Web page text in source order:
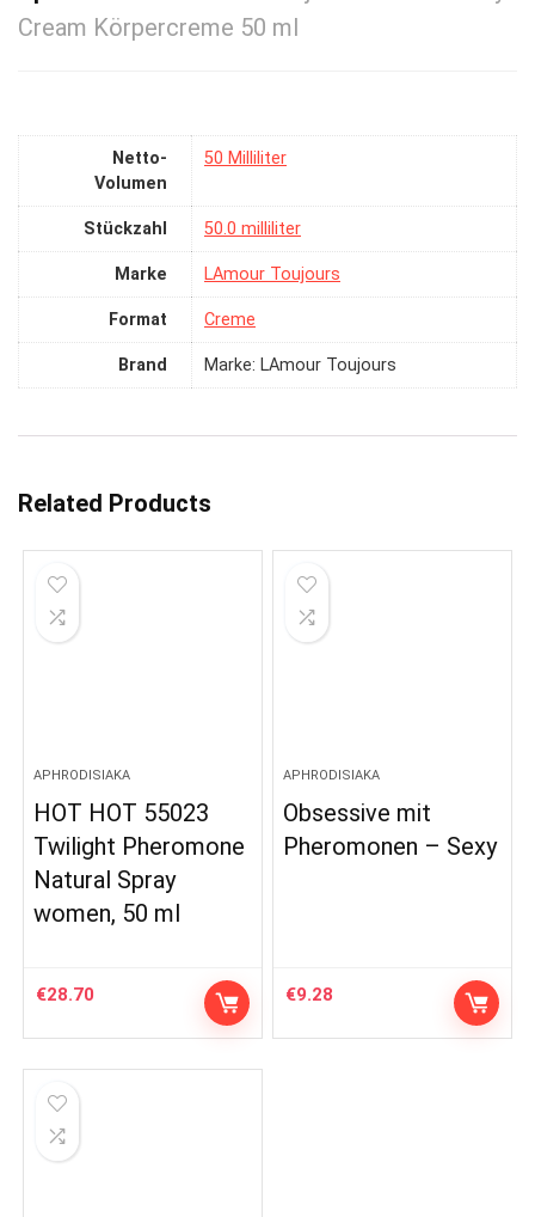
Cream Körpercreme 50 ml
Netto-
Volumen
‎50 Milliliter
Stückzahl ‎50.0 milliliter
Marke ‎LAmour Toujours
Format ‎Creme
Brand Marke: LAmour Toujours
Related Products
APHRODISIAKA
HOT HOT 55023
Twilight Pheromone
Natural Spray
women, 50 ml
€28.70
APHRODISIAKA
Obsessive mit
Pheromonen – Sexy
€9.28